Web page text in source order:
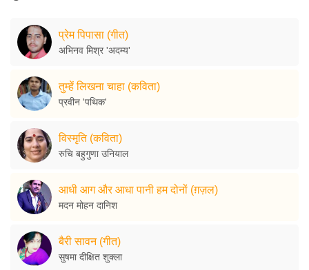
प्रेम पिपासा (गीत)
अभिनव मिश्र 'अदम्य'
तुम्हें लिखना चाहा (कविता)
प्रवीन 'पथिक'
विस्मृति (कविता)
रुचि बहुगुणा उनियाल
आधी आग और आधा पानी हम दोनों (ग़ज़ल)
मदन मोहन दानिश
बैरी सावन (गीत)
सुषमा दीक्षित शुक्ला